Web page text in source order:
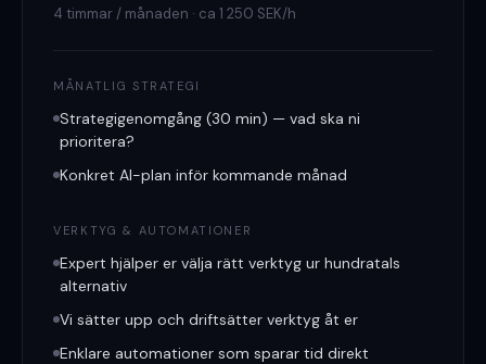
4 timmar / månaden · ca 1 250 SEK/h
MÅNATLIG STRATEGI
Strategigenomgång (30 min) — vad ska ni
prioritera?
Konkret AI-plan inför kommande månad
VERKTYG & AUTOMATIONER
Expert hjälper er välja rätt verktyg ur hundratals
alternativ
Vi sätter upp och driftsätter verktyg åt er
Enklare automationer som sparar tid direkt